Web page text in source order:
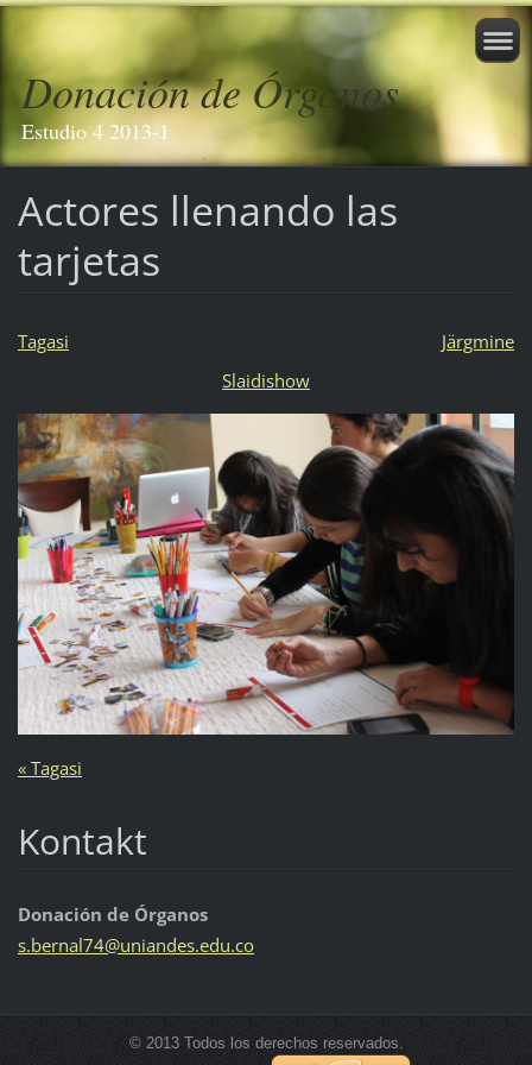
Donación de Órganos
Estudio 4 2013-1
Actores llenando las
tarjetas
Tagasi
Järgmine
Slaidishow
« Tagasi
Kontakt
Donación de Órganos
s.bernal74@uniandes.edu.co
© 2013 Todos los derechos reservados.